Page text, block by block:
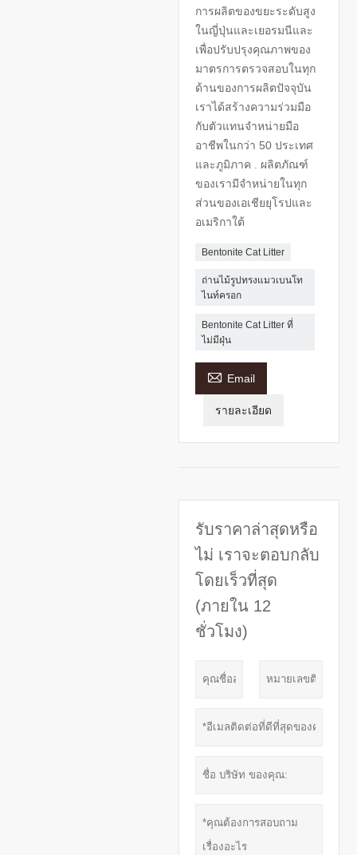
การผลิตของขยะระดับสูง
ในญี่ปุ่นและเยอรมนีและ
เพื่อปรับปรุงคุณภาพของ
มาตรการตรวจสอบในทุก
ด้านของการผลิตปัจจุบัน
เราได้สร้างความร่วมมือ
กับตัวแทนจำหน่ายมือ
อาชีพในกว่า 50 ประเทศ
และภูมิภาค . ผลิตภัณฑ์
ของเรามีจำหน่ายในทุก
ส่วนของเอเชียยุโรปและ
อเมริกาใต้
Bentonite Cat Litter
ถ่านไม้รูปทรงแมวเบนโท
ไนท์ครอก
Bentonite Cat Litter ที่
ไม่มีฝุ่น
 Email
รายละเอียด
รับราคาล่าสุดหรือ
ไม่ เราจะตอบกลับ
โดยเร็วที่สุด
(ภายใน 12
ชั่วโมง)